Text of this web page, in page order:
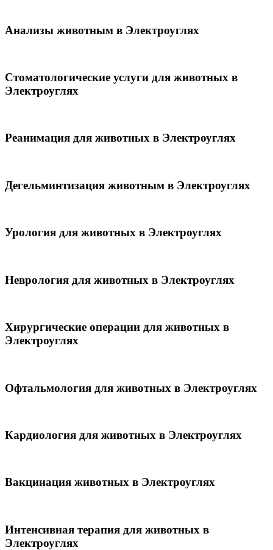
Анализы животным в Электроуглях
Стоматологические услуги для животных в
Электроуглях
Реанимация для животных в Электроуглях
Дегельминтизация животным в Электроуглях
Урология для животных в Электроуглях
Неврология для животных в Электроуглях
Хирургические операции для животных в
Электроуглях
Офтальмология для животных в Электроуглях
Кардиология для животных в Электроуглях
Вакцинация животных в Электроуглях
Интенсивная терапия для животных в
Электроуглях